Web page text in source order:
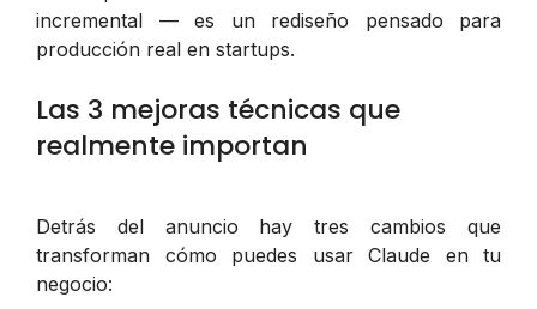
incremental — es un rediseño pensado para
producción real en startups.
Las 3 mejoras técnicas que
realmente importan
Detrás del anuncio hay tres cambios que
transforman cómo puedes usar Claude en tu
negocio: